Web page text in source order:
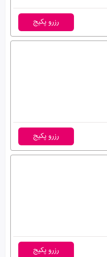
رزرو پکیج
رزرو پکیج
رزرو پکیج